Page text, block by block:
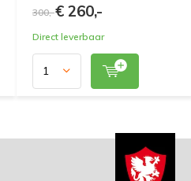
300,-€ 260,-
Direct leverbaar